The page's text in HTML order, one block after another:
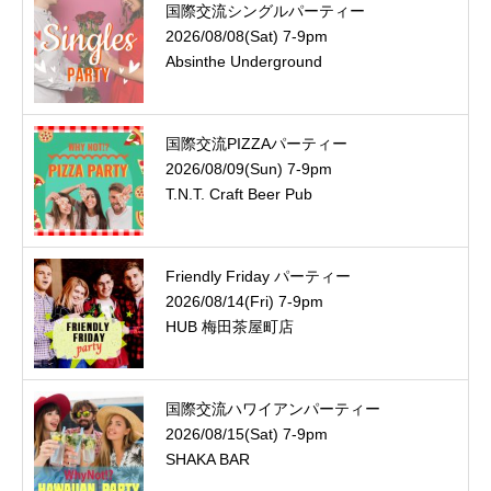
国際交流シングルパーティー
2026/08/08(Sat) 7-9pm
Absinthe Underground
国際交流PIZZAパーティー
2026/08/09(Sun) 7-9pm
T.N.T. Craft Beer Pub
Friendly Friday パーティー
2026/08/14(Fri) 7-9pm
HUB 梅田茶屋町店
国際交流ハワイアンパーティー
2026/08/15(Sat) 7-9pm
SHAKA BAR